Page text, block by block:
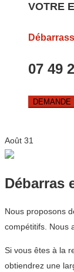
VOTRE
07 49
Août 31
Débarras
Nous proposons
compétitifs. Nous
Si vous êtes à la
obtiendrez une